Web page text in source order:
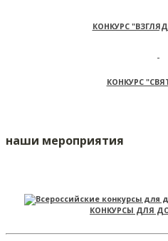
КОНКУРС
КОНКУРС
наши мероприятия
КОНКУРСЫ ДЛЯ